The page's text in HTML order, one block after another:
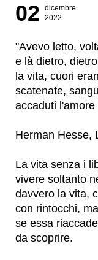
02
dicembre
2022
"Avevo letto,
e là dietro,
la vita, cuori
scatenate,
accaduti l'amore
Herman Hesse,
La vita senza i
vivere soltanto
davvero la vita,
con rintocchi,
se essa
da scoprire.